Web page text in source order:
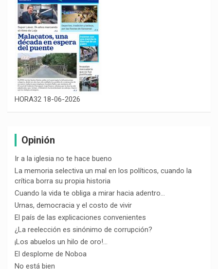
HORA32 18-06-2026
Opinión
Ir a la iglesia no te hace bueno
La memoria selectiva un mal en los políticos, cuando la
crítica borra su propia historia
Cuando la vida te obliga a mirar hacia adentro…
Urnas, democracia y el costo de vivir
El país de las explicaciones convenientes
¿La reelección es sinónimo de corrupción?
¡Los abuelos un hilo de oro!…
El desplome de Noboa
No está bien